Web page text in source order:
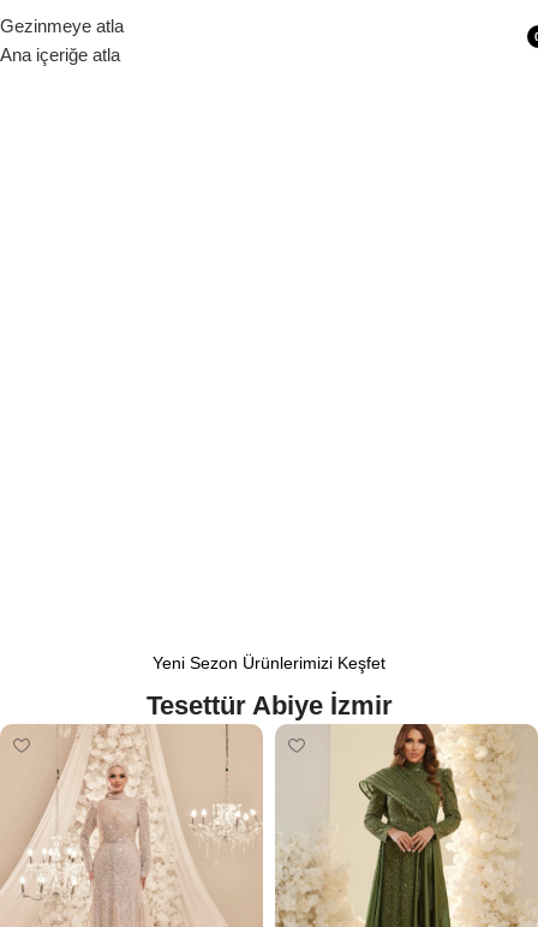
Gezinmeye atla
Ana içeriğe atla
Siparişleriniz 1 - 9 iş günü içerisinde kargoya verilecektir.
Yeni Sezon Ürünlerimizi Keşfet
Tesettür Abiye İzmir